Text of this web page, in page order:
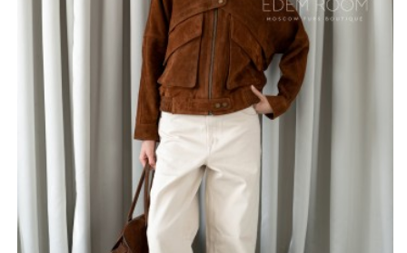
дышать. Размерный ряд от 42 до 52 позволяет каждой
женщине подобрать идеальную посадку, учитывая
индивидуальные особенности фигуры.
Эта вещь будет долгие годы радовать вас своим
внешним видом, являясь не только удобным
аксессуаром, но и украшением внешнего вида. Она
идеально подойдет для создания как повседневных,
так и более формальных образов.
*описание несет информационный характер, состав и
правила ухода могут быть изменены производителем